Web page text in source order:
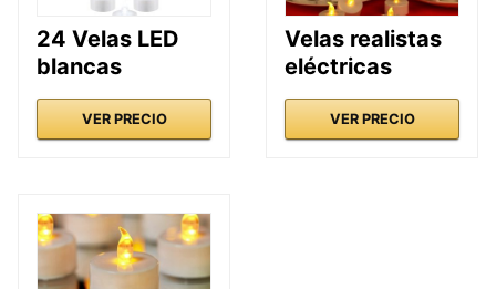
24 Velas LED
blancas
VER PRECIO
Velas realistas
eléctricas
VER PRECIO